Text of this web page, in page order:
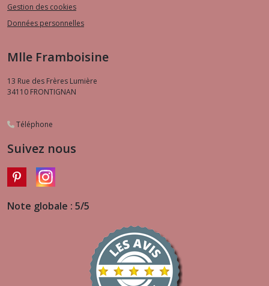
Gestion des cookies
Données personnelles
Mlle Framboisine
13 Rue des Frères Lumière
34110 FRONTIGNAN
Téléphone
Suivez nous
Note globale : 5/5